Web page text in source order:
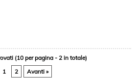
(10 per pagina - 2 in totale)
1
2 Avanti »